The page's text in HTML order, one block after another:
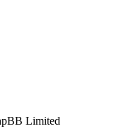
Limited